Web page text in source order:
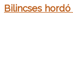
Bilincses